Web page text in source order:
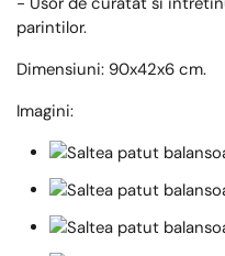
parintilor.
Dimensiuni: 90x42x6 cm.
Imagini: